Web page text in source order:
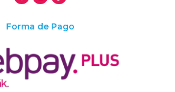
Forma de Pago